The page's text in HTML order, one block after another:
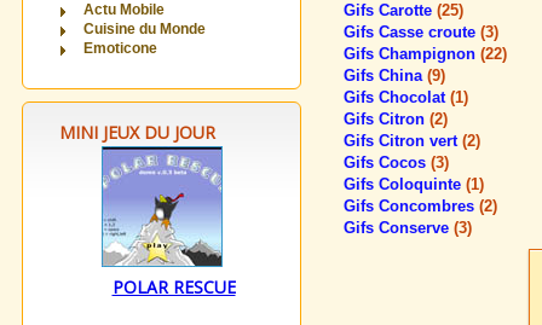
Actu Mobile
Cuisine du Monde
Emoticone
MINI JEUX DU JOUR
POLAR RESCUE
Gifs Carotte (25)
Gifs Casse croute (3)
Gifs Champignon (22)
Gifs China (9)
Gifs Chocolat (1)
Gifs Citron (2)
Gifs Citron vert (2)
Gifs Cocos (3)
Gifs Coloquinte (1)
Gifs Concombres (2)
Gifs Conserve (3)